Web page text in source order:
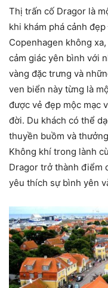
Thị trấn cố Dragor là
khi khám phá cảnh
Copenhagen không
cảm giác yên bình với
vàng đặc trưng và
ven biển này từng là
được vẻ đẹp mộc mạc
đời. Du khách có thể
thuyền buồm và
Không khí trong lành
Dragor trở thành điểm
yêu thích sự bình yên